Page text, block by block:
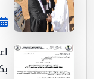
منذ
اعلان
بكلية